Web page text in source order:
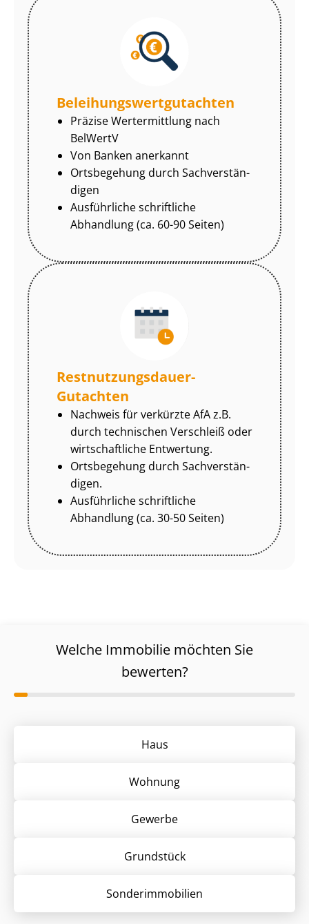
Be­lei­hungs­wert­gut­ach­ten
Präzise Wertermittlung nach
BelWertV
Von Banken anerkannt
Ortsbegehung durch Sach­ver­stän­
di­gen
Ausführliche schriftliche
Abhandlung (ca. 60-90 Seiten)
Rest­nut­zungs­dau­er-
Gutachten
Nachweis für verkürzte AfA z.B.
durch technischen Verschleiß oder
wirtschaftliche Entwertung.
Ortsbegehung durch Sach­ver­stän­
di­gen.
Ausführliche schriftliche
Abhandlung (ca. 30-50 Seiten)
Welche Immobilie möchten Sie
bewerten?
Haus
Wohnung
Gewerbe
Grund­stück
Sonder­immobilien